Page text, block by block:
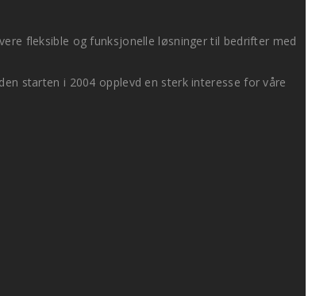
fleksible og funksjonelle løsninger til bedrifter med
starten i 2004 opplevd en sterk interesse for våre